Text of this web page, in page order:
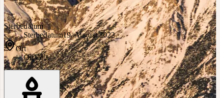
Sterbedatum
Sterbedatum19. August 2022
Ort
OrtVöls